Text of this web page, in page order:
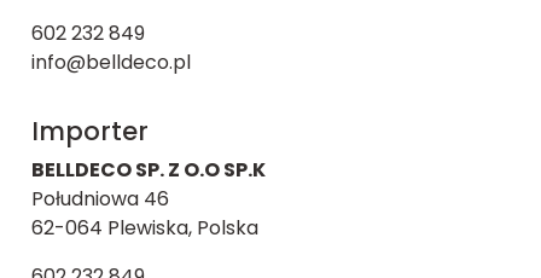
602 232 849
info@belldeco.pl
Importer
BELLDECO SP. Z O.O SP.K
Południowa 46
62-064 Plewiska, Polska